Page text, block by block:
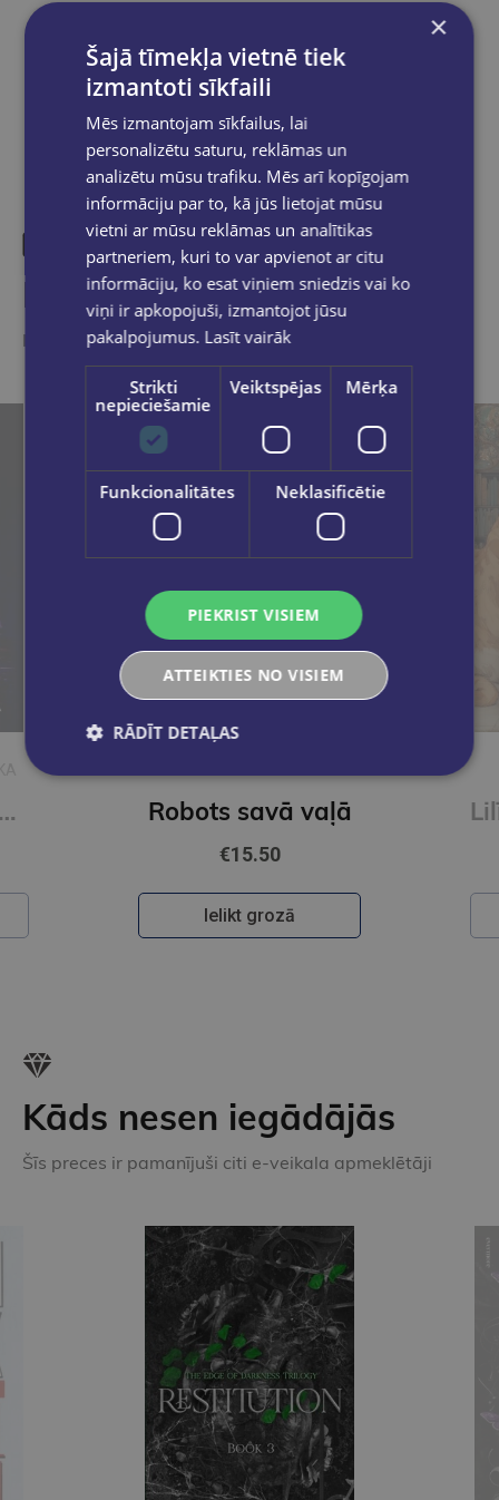
Dalies sociālajos tīklos:
Līdzīgas preces
Ieskaties, varbūt noder
tehnikumu Robots savā vaļā
€15.50
Ielikt grozā
Kāds nesen iegādājās
Šīs preces ir pamanījuši citi e-veikala apmeklētāji
×
Šajā tīmekļa vietnē tiek
izmantoti sīkfaili
Mēs izmantojam sīkfailus, lai
personalizētu saturu, reklāmas un
analizētu mūsu trafiku. Mēs arī kopīgojam
informāciju par to, kā jūs lietojat mūsu
vietni ar mūsu reklāmas un analītikas
partneriem, kuri to var apvienot ar citu
informāciju, ko esat viņiem sniedzis vai ko
viņi ir apkopojuši, izmantojot jūsu
pakalpojumus. Lasīt vairāk
Strikti
nepieciešamie
Veiktspējas Mērķa
Funkcionalitātes Neklasificētie
PIEKRIST VISIEM
ATTEIKTIES NO VISIEM
RĀDĪT DETAĻAS